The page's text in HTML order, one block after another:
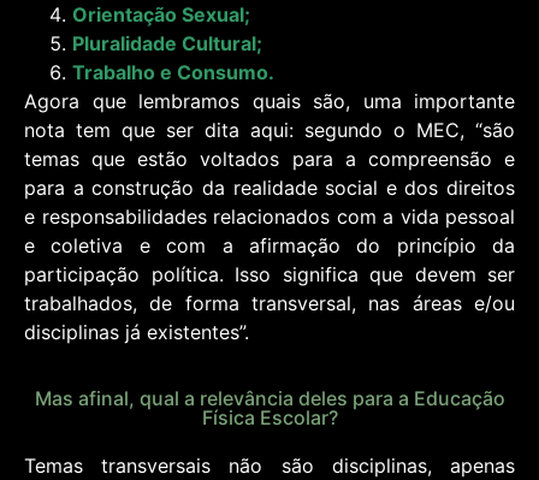
Orientação Sexual;
Pluralidade Cultural;
Trabalho e Consumo.
Agora que lembramos quais são, uma importante
nota tem que ser dita aqui: segundo o MEC, “são
temas que estão voltados para a compreensão e
para a construção da realidade social e dos direitos
e responsabilidades relacionados com a vida pessoal
e coletiva e com a afirmação do princípio da
participação política. Isso significa que devem ser
trabalhados, de forma transversal, nas áreas e/ou
disciplinas já existentes”.
Mas afinal, qual a relevância deles para a Educação
Física Escolar?
Temas transversais não são disciplinas, apenas